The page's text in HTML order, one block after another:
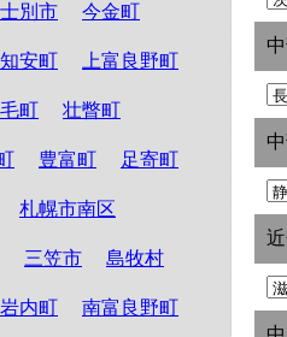
士別市 今金町
安町 上富良野町
町 壮瞥町
豊富町 足寄町
札幌市南区
三笠市 島牧村
岩内町 南富良野町